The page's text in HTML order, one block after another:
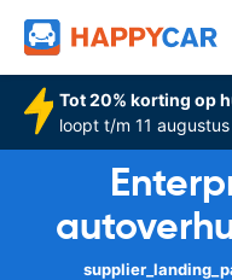
Tot 20% korting op
loopt t/m 11